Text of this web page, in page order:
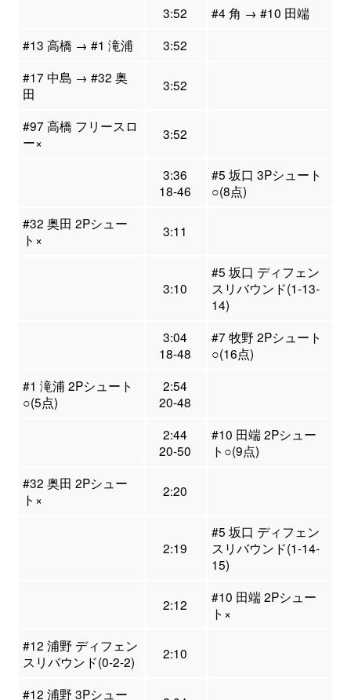
3:52
#4 角 → #10 田端
#13 高橋 → #1 滝浦
3:52
#17 中島 → #32 奥
田
3:52
#97 高橋 フリースロ
ー×
3:52
3:36
18-46
#5 坂口 3Pシュート
○(8点)
#32 奥田 2Pシュー
ト×
3:11
3:10
#5 坂口 ディフェン
スリバウンド(1-13-
14)
3:04
18-48
#7 牧野 2Pシュート
○(16点)
#1 滝浦 2Pシュート
○(5点)
2:54
20-48
2:44
20-50
#10 田端 2Pシュー
ト○(9点)
#32 奥田 2Pシュー
ト×
2:20
2:19
#5 坂口 ディフェン
スリバウンド(1-14-
15)
2:12
#10 田端 2Pシュー
ト×
#12 浦野 ディフェン
スリバウンド(0-2-2)
2:10
#12 浦野 3Pシュー